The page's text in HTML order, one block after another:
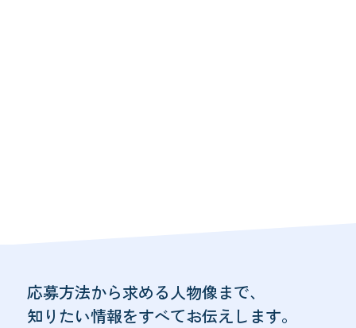
応募方法から求める人物像まで、
知りたい情報をすべてお伝えします。